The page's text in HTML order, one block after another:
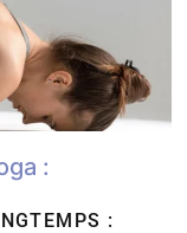
:
: